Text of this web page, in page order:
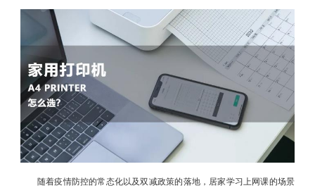
随着疫情防控的常态化以及双减政策的落地，居家学习上网课的场景